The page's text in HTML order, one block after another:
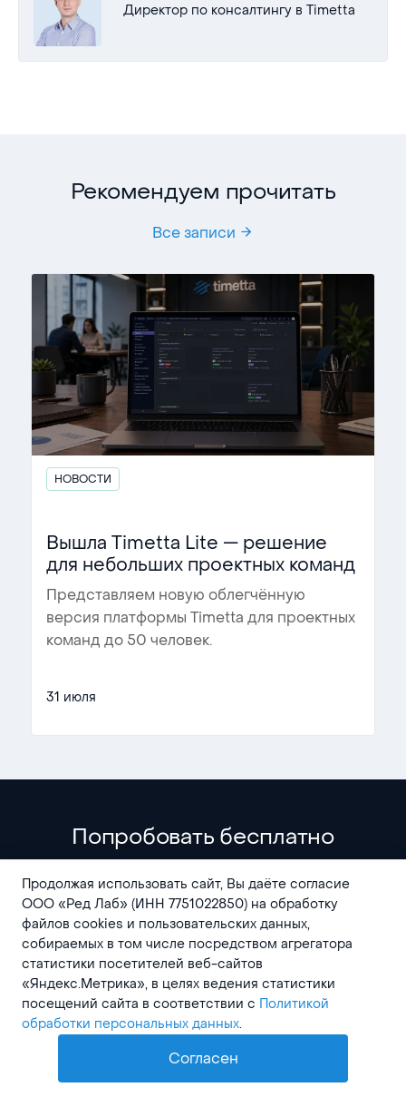
Директор по консалтингу в Timetta
Рекомендуем прочитать
Все записи
НОВОСТИ
Вышла Timetta Lite — решение
для небольших проектных команд
Представляем новую облегчённую
версия платформы Timetta для проектных
команд до 50 человек.
31 июля
Попробовать бесплатно
Начните бесплатный 14-дневный пробный
период и оцените все возможности Timetta
самостоятельно.
Начать
Продолжая использовать сайт, Вы даёте согласие
ООО «Ред Лаб» (ИНН 7751022850) на обработку
файлов cookies и пользовательских данных,
собираемых в том числе посредством агрегатора
статистики посетителей веб-сайтов
«Яндекс.Метрика», в целях ведения статистики
посещений сайта в соответствии с Политикой
обработки персональных данных.
Согласен
AI